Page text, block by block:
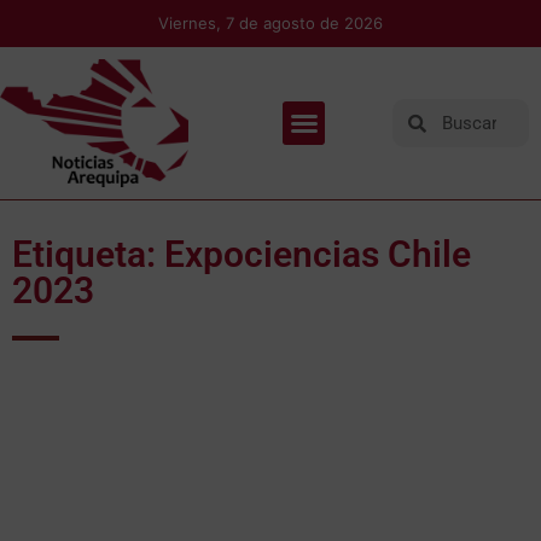
Viernes, 7 de agosto de 2026
Etiqueta: Expociencias Chile
2023